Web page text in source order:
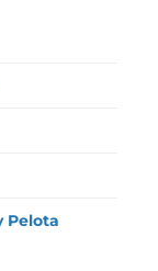
Pelota